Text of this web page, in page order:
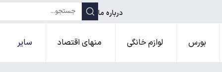
درباره ما
بورس لوازم خانگی منهای اقتصاد سایر